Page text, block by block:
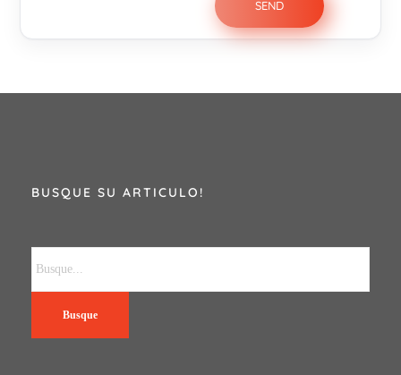
BUSQUE SU ARTICULO!
Busque